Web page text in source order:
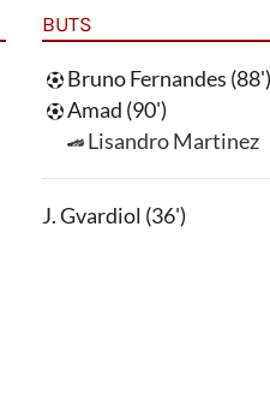
BUTS
Bruno Fernandes (88')
Amad (90')
Lisandro Martinez
J. Gvardiol (36')